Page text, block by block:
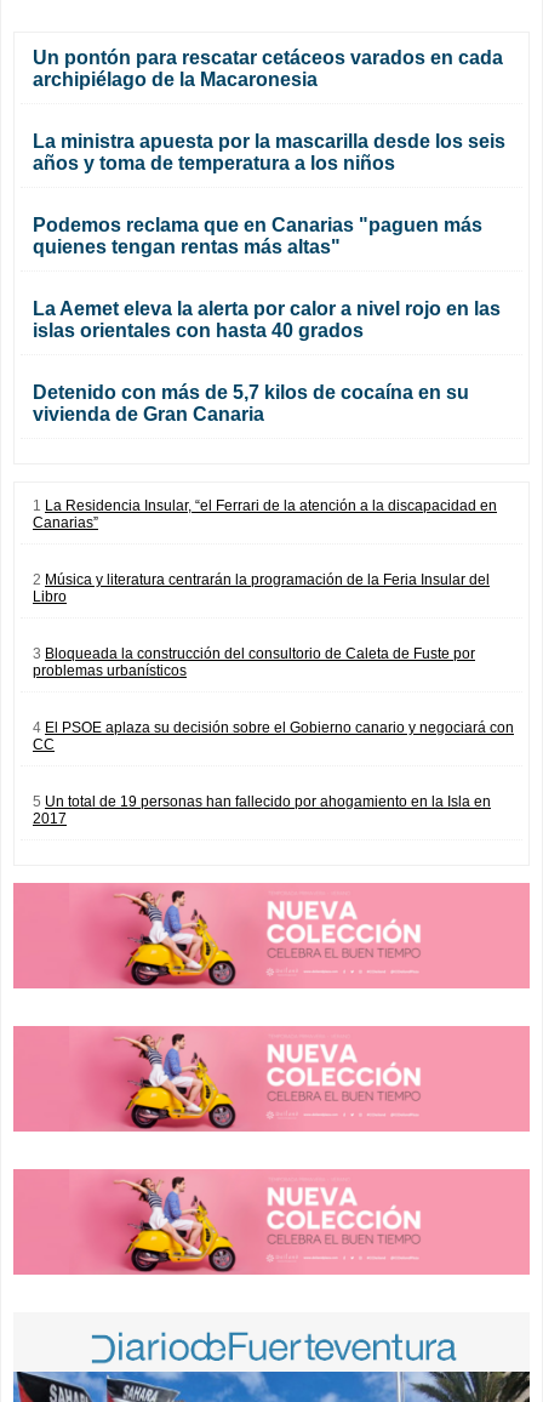
Un pontón para rescatar cetáceos varados en cada
archipiélago de la Macaronesia
La ministra apuesta por la mascarilla desde los seis
años y toma de temperatura a los niños
Podemos reclama que en Canarias "paguen más
quienes tengan rentas más altas"
La Aemet eleva la alerta por calor a nivel rojo en las
islas orientales con hasta 40 grados
Detenido con más de 5,7 kilos de cocaína en su
vivienda de Gran Canaria
1 La Residencia Insular, “el Ferrari de la atención a la discapacidad en
Canarias”
2 Música y literatura centrarán la programación de la Feria Insular del
Libro
3 Bloqueada la construcción del consultorio de Caleta de Fuste por
problemas urbanísticos
4 El PSOE aplaza su decisión sobre el Gobierno canario y negociará con
CC
5 Un total de 19 personas han fallecido por ahogamiento en la Isla en
2017